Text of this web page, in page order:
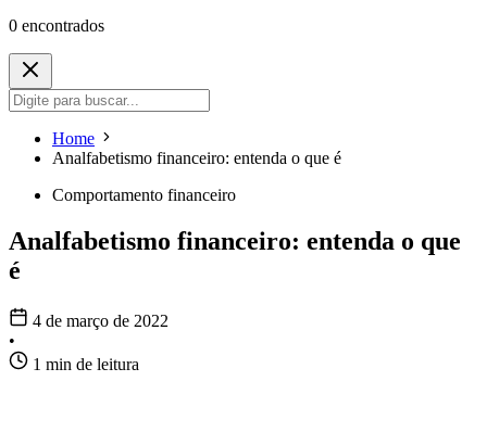
0 encontrados
Home
Analfabetismo financeiro: entenda o que é
Comportamento financeiro
Analfabetismo financeiro: entenda o que
é
4 de março de 2022
•
1 min de leitura